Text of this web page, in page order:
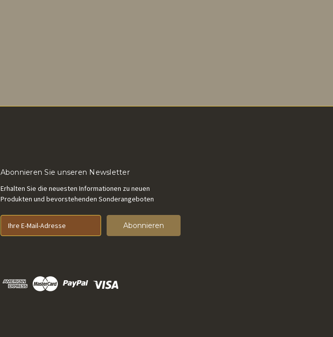
Abonnieren Sie unseren Newsletter
Erhalten Sie die neuesten Informationen zu neuen
Produkten und bevorstehenden Sonderangeboten
E